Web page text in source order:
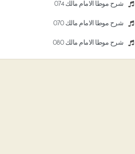
شرح موطأ الامام مالك 074
شرح موطأ الامام مالك 070
شرح موطأ الامام مالك 080